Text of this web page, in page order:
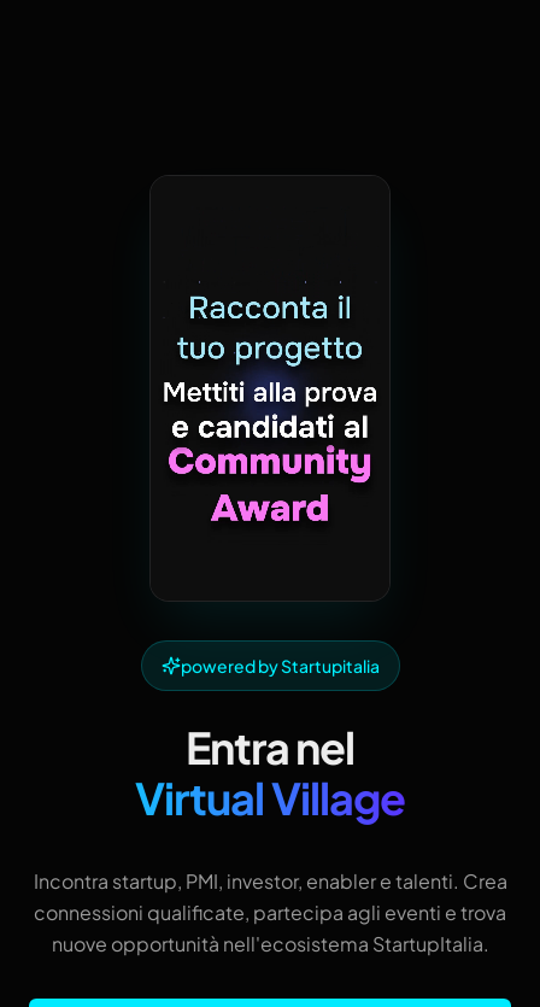
powered by Startupitalia
Entra nel
Virtual Village
Incontra startup, PMI, investor, enabler e talenti. Crea
connessioni qualificate, partecipa agli eventi e trova
nuove opportunità nell'ecosistema StartupItalia.